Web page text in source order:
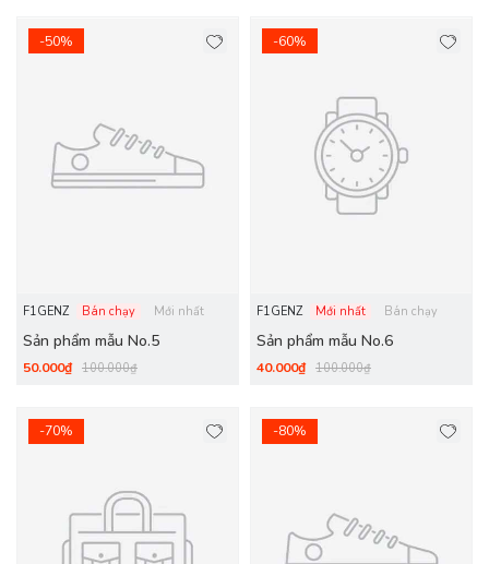
-50%
F1GENZ Bán chạy Mới nhất
Sản phẩm mẫu No.5
50.000₫ 100.000₫
-60%
F1GENZ Mới nhất Bán chạy
Sản phẩm mẫu No.6
40.000₫ 100.000₫
-70% -80%